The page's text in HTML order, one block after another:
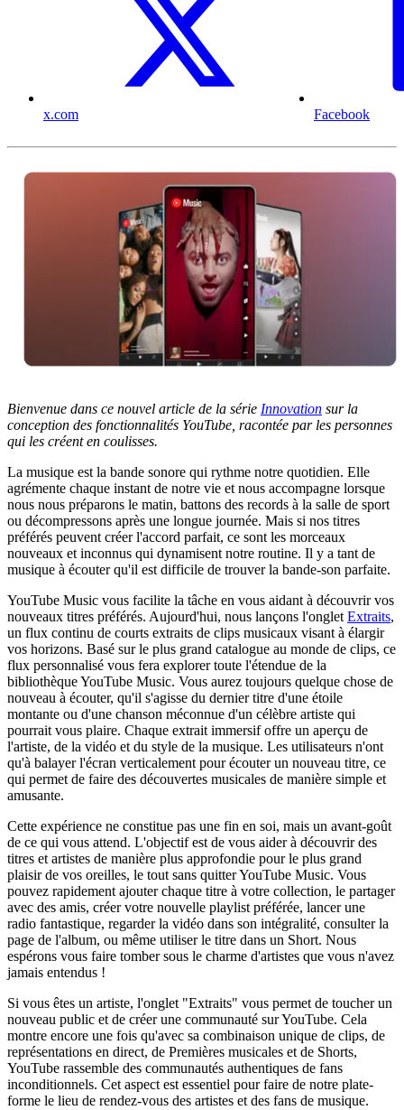
x.com Facebook
Bienvenue dans ce nouvel article de la série Innovation sur la
conception des fonctionnalités YouTube, racontée par les personnes
qui les créent en coulisses.
La musique est la bande sonore qui rythme notre quotidien. Elle
agrémente chaque instant de notre vie et nous accompagne lorsque
nous nous préparons le matin, battons des records à la salle de sport
ou décompressons après une longue journée. Mais si nos titres
préférés peuvent créer l'accord parfait, ce sont les morceaux
nouveaux et inconnus qui dynamisent notre routine. Il y a tant de
musique à écouter qu'il est difficile de trouver la bande-son parfaite.
YouTube Music vous facilite la tâche en vous aidant à découvrir vos
nouveaux titres préférés. Aujourd'hui, nous lançons l'onglet Extraits,
un flux continu de courts extraits de clips musicaux visant à élargir
vos horizons. Basé sur le plus grand catalogue au monde de clips, ce
flux personnalisé vous fera explorer toute l'étendue de la
bibliothèque YouTube Music. Vous aurez toujours quelque chose de
nouveau à écouter, qu'il s'agisse du dernier titre d'une étoile
montante ou d'une chanson méconnue d'un célèbre artiste qui
pourrait vous plaire. Chaque extrait immersif offre un aperçu de
l'artiste, de la vidéo et du style de la musique. Les utilisateurs n'ont
qu'à balayer l'écran verticalement pour écouter un nouveau titre, ce
qui permet de faire des découvertes musicales de manière simple et
amusante.
Cette expérience ne constitue pas une fin en soi, mais un avant-goût
de ce qui vous attend. L'objectif est de vous aider à découvrir des
titres et artistes de manière plus approfondie pour le plus grand
plaisir de vos oreilles, le tout sans quitter YouTube Music. Vous
pouvez rapidement ajouter chaque titre à votre collection, le partager
avec des amis, créer votre nouvelle playlist préférée, lancer une
radio fantastique, regarder la vidéo dans son intégralité, consulter la
page de l'album, ou même utiliser le titre dans un Short. Nous
espérons vous faire tomber sous le charme d'artistes que vous n'avez
jamais entendus !
Si vous êtes un artiste, l'onglet "Extraits" vous permet de toucher un
nouveau public et de créer une communauté sur YouTube. Cela
montre encore une fois qu'avec sa combinaison unique de clips, de
représentations en direct, de Premières musicales et de Shorts,
YouTube rassemble des communautés authentiques de fans
inconditionnels. Cet aspect est essentiel pour faire de notre plate-
forme le lieu de rendez-vous des artistes et des fans de musique.